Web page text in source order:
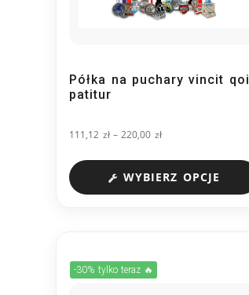
Półka na puchary vincit qoi
patitur
111,12 zł – 220,00 zł
WYBIERZ OPCJE
-30% tylko teraz 🔥